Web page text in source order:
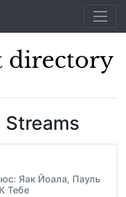
Streams
Яак Йоала, Пауль
Тебе